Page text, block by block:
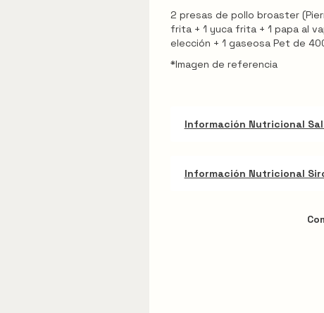
2 presas de pollo broaster
frita + 1 yuca frita + 1 papa al
elección + 1 gaseosa Pet de
*Imagen de referencia
Información Nutricional
Información Nutricional